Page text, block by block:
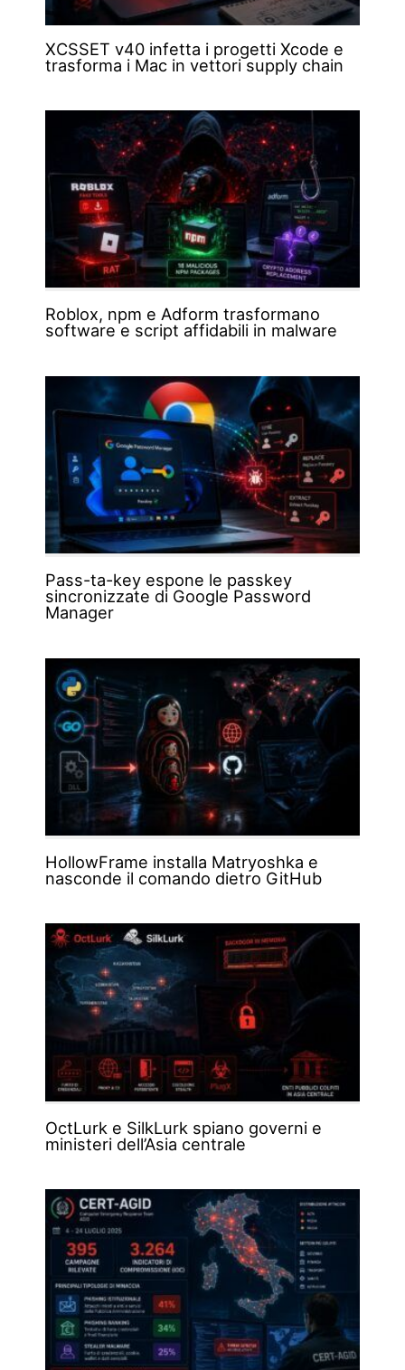
XCSSET v40 infetta i progetti Xcode e
trasforma i Mac in vettori supply chain
Roblox, npm e Adform trasformano
software e script affidabili in malware
Pass-ta-key espone le passkey
sincronizzate di Google Password
Manager
HollowFrame installa Matryoshka e
nasconde il comando dietro GitHub
OctLurk e SilkLurk spiano governi e
ministeri dell’Asia centrale